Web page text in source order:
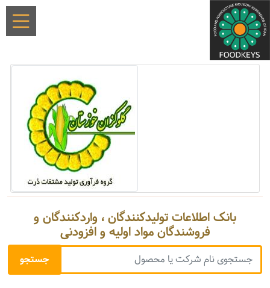
بانک اطلاعات تولیدکنندگان ، واردکنندگان و
فروشندگان مواد اولیه و افزودنی